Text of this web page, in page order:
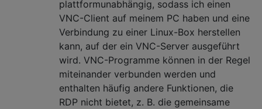
plattformunabhängig, sodass ich einen
VNC-Client auf meinem PC haben und eine
Verbindung zu einer Linux-Box herstellen
kann, auf der ein VNC-Server ausgeführt
wird. VNC-Programme können in der Regel
miteinander verbunden werden und
enthalten häufig andere Funktionen, die
RDP nicht bietet, z. B. die gemeinsame